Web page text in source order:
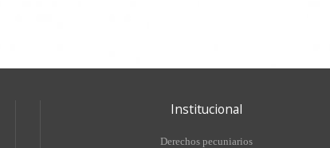
Institucional
Derechos pecuniarios